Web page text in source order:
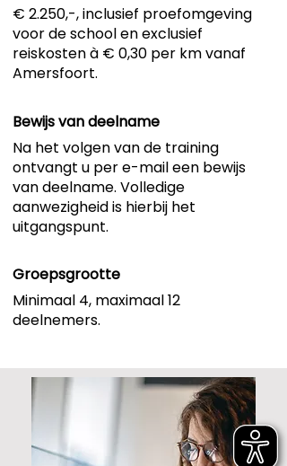
€ 2.250,-, inclusief proefomgeving
voor de school en exclusief
reiskosten à € 0,30 per km vanaf
Amersfoort.
Bewijs van deelname
Na het volgen van de training
ontvangt u per e-mail een bewijs
van deelname. Volledige
aanwezigheid is hierbij het
uitgangspunt.
Groepsgrootte
Minimaal 4, maximaal 12
deelnemers.